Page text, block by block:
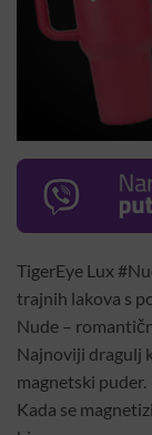
TigerEye Lux
trajnih lakova s
Nude –
Najnoviji dragulj
magnetski puder.
Kada se